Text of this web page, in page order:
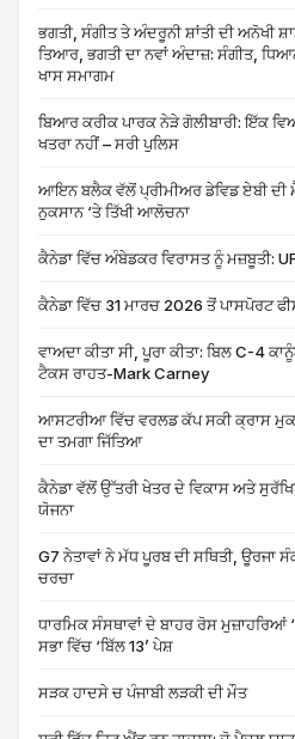
ਭਗਤੀ, ਸੰਗੀਤ ਤੇ ਅੰਦਰੂਨੀ ਸ਼ਾਂਤੀ ਦੀ ਅਨੋਖੀ
ਤਿਆਰ, ਭਗਤੀ ਦਾ ਨਵਾਂ ਅੰਦਾਜ਼: ਸੰਗੀਤ,
ਖਾਸ ਸਮਾਗਮ
ਬਿਆਰ ਕਰੀਕ ਪਾਰਕ ਨੇੜੇ ਗੋਲੀਬਾਰੀ: ਇੱਕ
ਖਤਰਾ ਨਹੀਂ – ਸਰੀ ਪੁਲਿਸ
ਆਇਨ ਬਲੈਕ ਵੱਲੋਂ ਪ੍ਰੀਮੀਅਰ ਡੇਵਿਡ ਏਬੀ ਦੀ
ਨੁਕਸਾਨ ‘ਤੇ ਤਿੱਖੀ ਆਲੋਚਨਾ
ਕੈਨੇਡਾ ਵਿੱਚ ਅੰਬੇਡਕਰ ਵਿਰਾਸਤ ਨੂੰ ਮਜ਼ਬੂਤੀ:
ਕੈਨੇਡਾ ਵਿੱਚ 31 ਮਾਰਚ 2026 ਤੋਂ ਪਾਸਪੋਰਟ
ਵਾਅਦਾ ਕੀਤਾ ਸੀ, ਪੂਰਾ ਕੀਤਾ: ਬਿਲ C-4
ਟੈਕਸ ਰਾਹਤ-Mark Carney
ਆਸਟਰੀਆ ਵਿੱਚ ਵਰਲਡ ਕੱਪ ਸਕੀ ਕ੍ਰਾਸ
ਦਾ ਤਮਗਾ ਜਿੱਤਿਆ
ਕੈਨੇਡਾ ਵੱਲੋਂ ਉੱਤਰੀ ਖੇਤਰ ਦੇ ਵਿਕਾਸ ਅਤੇ
ਯੋਜਨਾ
G7 ਨੇਤਾਵਾਂ ਨੇ ਮੱਧ ਪੂਰਬ ਦੀ ਸਥਿਤੀ, ਊਰਜਾ
ਚਰਚਾ
ਧਾਰਮਿਕ ਸੰਸਥਾਵਾਂ ਦੇ ਬਾਹਰ ਰੋਸ ਮੁਜ਼ਾਹਰਿਆਂ
ਸਭਾ ਵਿੱਚ ‘ਬਿੱਲ 13’ ਪੇਸ਼
ਸੜਕ ਹਾਦਸੇ ਚ ਪੰਜਾਬੀ ਲੜਕੀ ਦੀ ਮੌਤ